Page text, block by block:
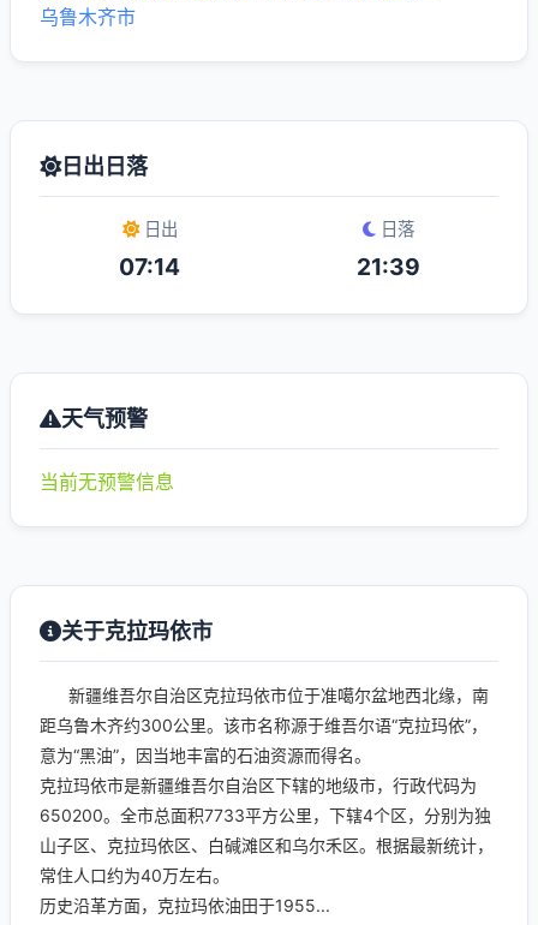
乌鲁木齐市
日出日落
日出
07:14
日落
21:39
天气预警
当前无预警信息
关于克拉玛依市
新疆维吾尔自治区克拉玛依市位于准噶尔盆地西北缘，南
距乌鲁木齐约300公里。该市名称源于维吾尔语“克拉玛依”，
意为“黑油”，因当地丰富的石油资源而得名。
克拉玛依市是新疆维吾尔自治区下辖的地级市，行政代码为
650200。全市总面积7733平方公里，下辖4个区，分别为独
山子区、克拉玛依区、白碱滩区和乌尔禾区。根据最新统计，
常住人口约为40万左右。
历史沿革方面，克拉玛依油田于1955...